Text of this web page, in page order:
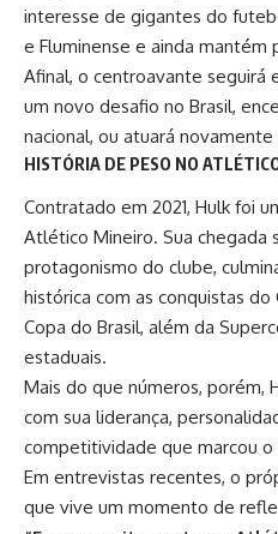
interesse de gigantes do
e Fluminense e ainda
Afinal, o centroavante seguirá
um novo desafio no Brasil,
nacional, ou atuará
HISTÓRIA DE PESO NO
Contratado em 2021, Hulk foi
Atlético Mineiro. Sua chegada
protagonismo do clube,
histórica com as conquistas
Copa do Brasil, além da
estaduais.
Mais do que números, porém,
com sua liderança,
competitividade que marcou o
Em entrevistas recentes, o
que vive um momento de